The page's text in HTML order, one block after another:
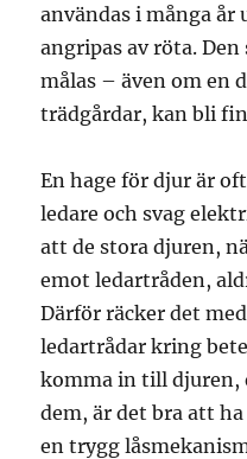
användas i många
angripas av röta.
målas – även om en
trädgårdar, kan bli
En hage för djur är
ledare och svag
att de stora djuren,
emot ledartråden,
Därför räcker det
ledartrådar kring
komma in till djuren,
dem, är det bra att
en trygg